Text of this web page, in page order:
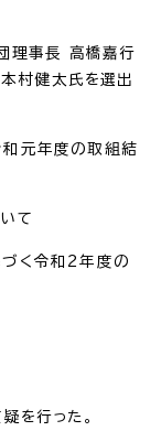
理事長 高橋嘉行
村健太氏を選出
元年度の取組結
て
く令和2年度の
を行った。